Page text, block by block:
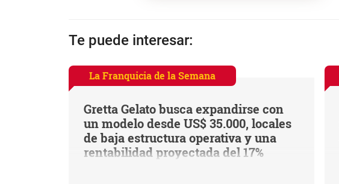
Te puede interesar:
La Franquicia de la Semana
Gretta Gelato busca expandirse con
un modelo desde US$ 35.000, locales
de baja estructura operativa y una
rentabilidad proyectada del 17%